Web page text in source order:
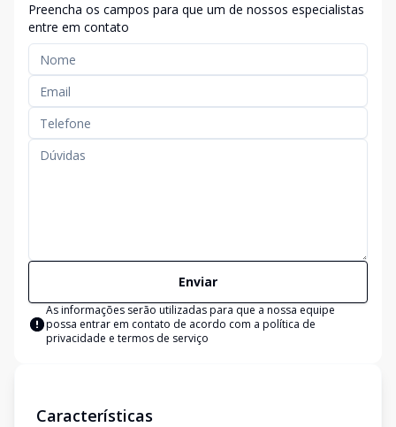
Preencha os campos para que um de nossos especialistas
entre em contato
Enviar
As informações serão utilizadas para que a nossa equipe
possa entrar em contato de acordo com a política de
privacidade e termos de serviço
Características